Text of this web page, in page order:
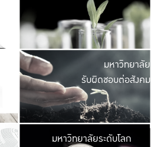
มีพื้นที่เขียวสดใส
เป็นป่าในเมือง เกษต
มหาวิ
ค
เปิดประ
และพบเรื่องราวใ
มหาวิทยาลัย
รับผิดชอบต่อสังคม
มหาวิ
มหาวิทยาลัยระดับโลก